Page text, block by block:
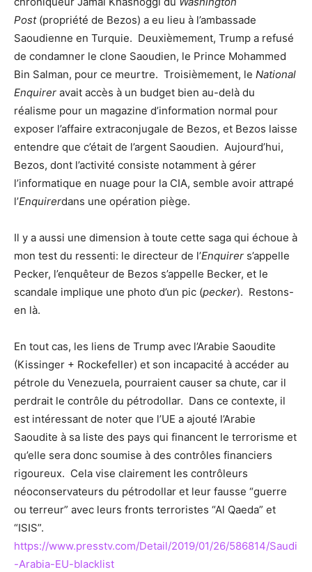
Post(propriété de Bezos) a eu lieu à l’ambassade
Saoudienne en Turquie. Deuxièmement, Trump a refusé
de condamner le clone Saoudien, le Prince Mohammed
Bin Salman, pour ce meurtre. Troisièmement, le National
Enquirer avait accès à un budget bien au-delà du
réalisme pour un magazine d’information normal pour
exposer l’affaire extraconjugale de Bezos, et Bezos laisse
entendre que c’était de l’argent Saoudien. Aujourd’hui,
Bezos, dont l’activité consiste notamment à gérer
l’informatique en nuage pour la CIA, semble avoir attrapé
l’Enquirerdans une opération piège.
Il y a aussi une dimension à toute cette saga qui échoue à
mon test du ressenti: le directeur de l’Enquirer s’appelle
Pecker, l’enquêteur de Bezos s’appelle Becker, et le
scandale implique une photo d’un pic (pecker). Restons-
en là.
En tout cas, les liens de Trump avec l’Arabie Saoudite
(Kissinger + Rockefeller) et son incapacité à accéder au
pétrole du Venezuela, pourraient causer sa chute, car il
perdrait le contrôle du pétrodollar. Dans ce contexte, il
est intéressant de noter que l’UE a ajouté l’Arabie
Saoudite à sa liste des pays qui financent le terrorisme et
qu’elle sera donc soumise à des contrôles financiers
rigoureux. Cela vise clairement les contrôleurs
néoconservateurs du pétrodollar et leur fausse “guerre
ou terreur” avec leurs fronts terroristes “Al Qaeda” et
“ISIS”.
https://www.presstv.com/Detail/2019/01/26/586814/Saudi
-Arabia-EU-blacklist